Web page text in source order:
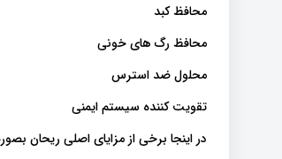
محافظ کبد
محافظ رگ های خونی
محلول ضد استرس
تقویت کننده سیستم ایمنی
در اینجا برخی از مزایای اصلی ریحان